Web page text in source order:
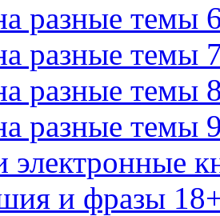
разные темы
разные темы
разные темы
разные темы
электронные
и фразы